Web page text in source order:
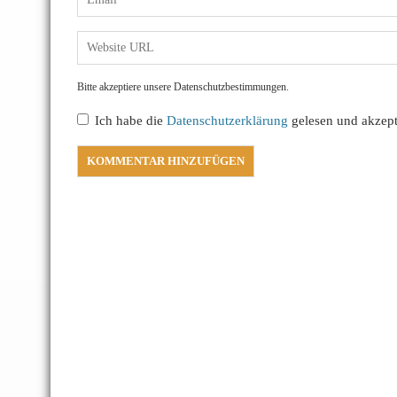
Bitte akzeptiere unsere Datenschutzbestimmungen.
Ich habe die Datenschutzerklärung gelesen und